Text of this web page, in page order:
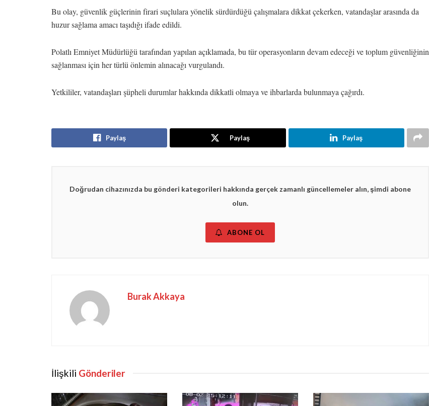
Bu olay, güvenlik güçlerinin firari suçlulara yönelik sürdürdüğü çalışmalara dikkat çekerken, vatandaşlar arasında da
huzur sağlama amacı taşıdığı ifade edildi.
Polatlı Emniyet Müdürlüğü tarafından yapılan açıklamada, bu tür operasyonların devam edeceği ve toplum güvenliğinin
sağlanması için her türlü önlemin alınacağı vurgulandı.
Yetkililer, vatandaşları şüpheli durumlar hakkında dikkatli olmaya ve ihbarlarda bulunmaya çağırdı.
Paylaş Paylaş Paylaş
Doğrudan cihazınızda bu gönderi kategorileri hakkında gerçek zamanlı güncellemeler alın, şimdi abone
olun.
ABONE OL
Burak Akkaya
İlişkili Gönderiler